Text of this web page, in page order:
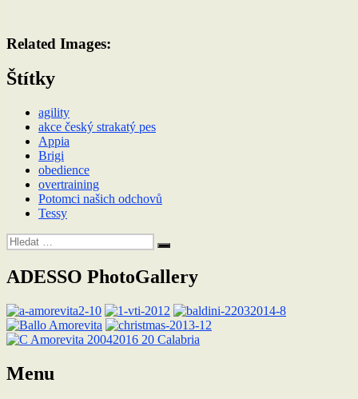
Related Images:
Štítky
agility
akce český strakatý pes
Appia
Brigi
obedience
overtraining
Potomci našich odchovů
Tessy
Hledat:
Hledání
ADESSO PhotoGallery
Menu